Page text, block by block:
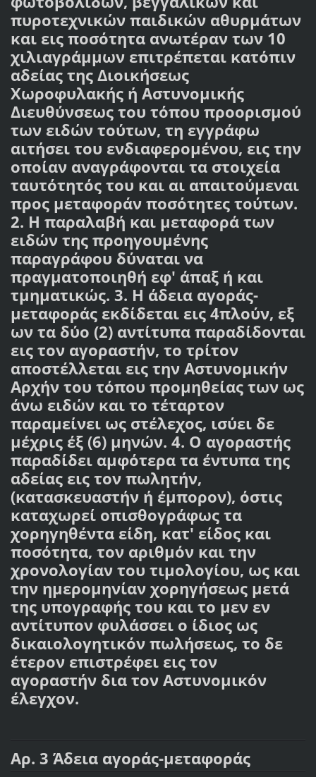
πυροτεχνικών παιδικών αθυρμάτων
και εις ποσότητα ανωτέραν των 10
χιλιαγράμμων επιτρέπεται κατόπιν
αδείας της Διοικήσεως
Χωροφυλακής ή Αστυνομικής
Διευθύνσεως του τόπου προορισμού
των ειδών τούτων, τη εγγράφω
αιτήσει του ενδιαφερομένου, εις την
οποίαν αναγράφονται τα στοιχεία
ταυτότητός του και αι απαιτούμεναι
προς μεταφοράν ποσότητες τούτων.
2. Η παραλαβή και μεταφορά των
ειδών της προηγουμένης
παραγράφου δύναται να
πραγματοποιηθή εφ' άπαξ ή και
τμηματικώς. 3. Η άδεια αγοράς-
μεταφοράς εκδίδεται εις 4πλούν, εξ
ων τα δύο (2) αντίτυπα παραδίδονται
εις τον αγοραστήν, το τρίτον
αποστέλλεται εις την Αστυνομικήν
Αρχήν του τόπου προμηθείας των ως
άνω ειδών και το τέταρτον
παραμείνει ως στέλεχος, ισύει δε
μέχρις έξ (6) μηνών. 4. Ο αγοραστής
παραδίδει αμφότερα τα έντυπα της
αδείας εις τον πωλητήν,
(κατασκευαστήν ή έμπορον), όστις
καταχωρεί οπισθογράφως τα
χορηγηθέντα είδη, κατ' είδος και
ποσότητα, τον αριθμόν και την
χρονολογίαν του τιμολογίου, ως και
την ημερομηνίαν χορηγήσεως μετά
της υπογραφής του και το μεν εν
αντίτυπον φυλάσσει ο ίδιος ως
δικαιολογητικόν πωλήσεως, το δε
έτερον επιστρέφει εις τον
αγοραστήν δια τον Αστυνομικόν
έλεγχον.
Αρ. 3 Άδεια αγοράς-μεταφοράς